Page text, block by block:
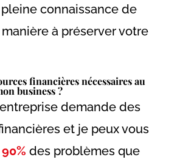
connaissance de
à préserver votre
financières nécessaires au
business ?
demande des
et je peux vous
90% des problèmes que